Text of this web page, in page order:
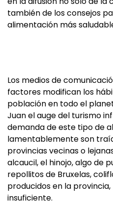
también de los consejos
alimentación más
Los medios de
factores modifican los
población en todo el
Juan el auge del turismo
demanda de este tipo de
lamentablemente son
provincias vecinas o
alcaucil, el hinojo, algo de
repollitos de Bruxelas,
producidos en la
insuficiente.